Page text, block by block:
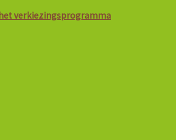
verkiezingsprogramma